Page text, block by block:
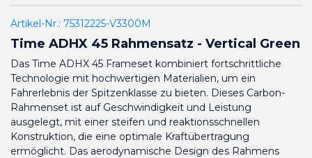
Artikel-Nr.: 75312225-V3300M
Time ADHX 45 Rahmensatz - Vertical Green
Das Time ADHX 45 Frameset kombiniert fortschrittliche
Technologie mit hochwertigen Materialien, um ein
Fahrerlebnis der Spitzenklasse zu bieten. Dieses Carbon-
Rahmenset ist auf Geschwindigkeit und Leistung
ausgelegt, mit einer steifen und reaktionsschnellen
Konstruktion, die eine optimale Kraftübertragung
ermöglicht. Das aerodynamische Design des Rahmens